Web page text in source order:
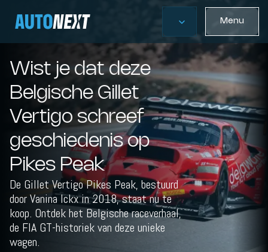
Menu
Wist je dat deze
Belgische Gillet
Vertigo schreef
geschiedenis op
Pikes Peak
De Gillet Vertigo Pikes Peak, bestuurd
door Vanina Ickx in 2018, staat nu te
koop. Ontdek het Belgische raceverhaal,
de FIA GT-historiek van deze unieke
wagen.